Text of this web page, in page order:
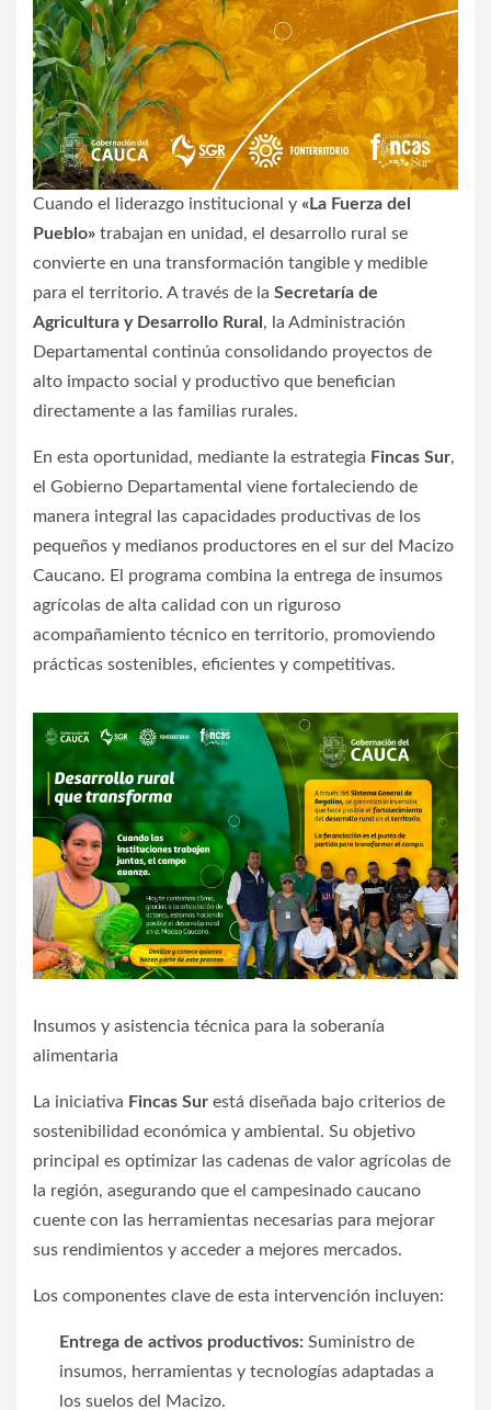
Cuando el liderazgo institucional y «La Fuerza del
Pueblo» trabajan en unidad, el desarrollo rural se
convierte en una transformación tangible y medible
para el territorio. A través de la Secretaría de
Agricultura y Desarrollo Rural , la Administración
Departamental continúa consolidando proyectos de
alto impacto social y productivo que benefician
directamente a las familias rurales.
En esta oportunidad, mediante la estrategia Fincas Sur,
el Gobierno Departamental viene fortaleciendo de
manera integral las capacidades productivas de los
pequeños y medianos productores en el sur del Macizo
Caucano. El programa combina la entrega de insumos
agrícolas de alta calidad con un riguroso
acompañamiento técnico en territorio, promoviendo
prácticas sostenibles, eficientes y competitivas.
Insumos y asistencia técnica para la soberanía
alimentaria
La iniciativa Fincas Sur está diseñada bajo criterios de
sostenibilidad económica y ambiental. Su objetivo
principal es optimizar las cadenas de valor agrícolas de
la región, asegurando que el campesinado caucano
cuente con las herramientas necesarias para mejorar
sus rendimientos y acceder a mejores mercados.
Los componentes clave de esta intervención incluyen:
Entrega de activos productivos: Suministro de
insumos, herramientas y tecnologías adaptadas a
los suelos del Macizo.